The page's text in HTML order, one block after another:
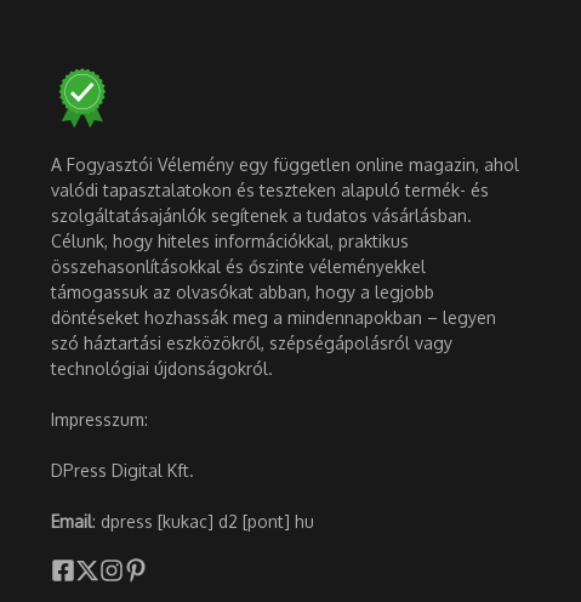
A Fogyasztói Vélemény egy független online magazin, ahol
valódi tapasztalatokon és teszteken alapuló termék- és
szolgáltatásajánlók segítenek a tudatos vásárlásban.
Célunk, hogy hiteles információkkal, praktikus
összehasonlításokkal és őszinte véleményekkel
támogassuk az olvasókat abban, hogy a legjobb
döntéseket hozhassák meg a mindennapokban – legyen
szó háztartási eszközökről, szépségápolásról vagy
technológiai újdonságokról.
Impresszum:
DPress Digital Kft.
Email: dpress [kukac] d2 [pont] hu